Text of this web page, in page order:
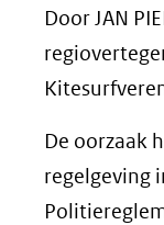
Door JAN
De oorzaak
regelgeving